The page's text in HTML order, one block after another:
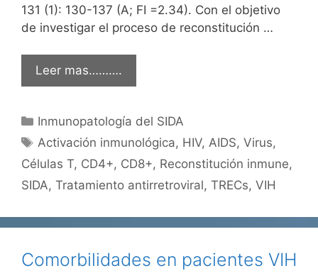
131 (1): 130-137 (A; FI =2.34). Con el objetivo
de investigar el proceso de reconstitución …
Leer mas……….
Categorías
Inmunopatología del SIDA
Etiquetas
Activación inmunológica, HIV,AIDS,Virus,
Células T, CD4+, CD8+, Reconstitución inmune,
SIDA, Tratamiento antirretroviral, TRECs, VIH
Comorbilidades en pacientes VIH